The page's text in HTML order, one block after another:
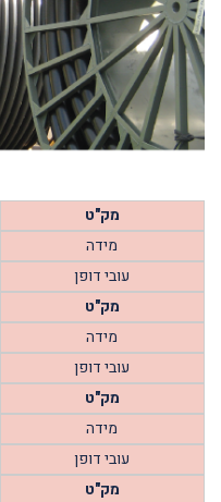
מק"ט
מידה
עובי דופן
מק"ט
מידה
עובי דופן
מק"ט
מידה
עובי דופן
מק"ט